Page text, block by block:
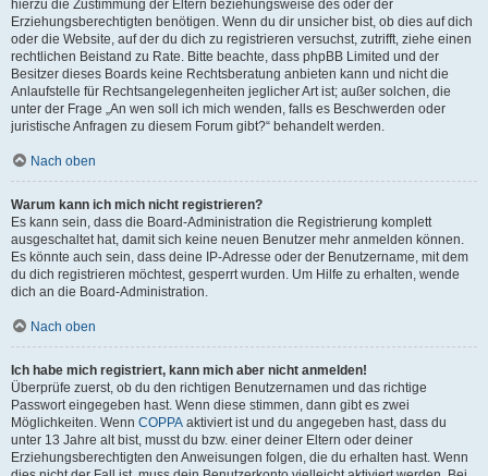
hierzu die Zustimmung der Eltern beziehungsweise des oder der
Erziehungsberechtigten benötigen. Wenn du dir unsicher bist, ob dies auf dich
oder die Website, auf der du dich zu registrieren versuchst, zutrifft, ziehe einen
rechtlichen Beistand zu Rate. Bitte beachte, dass phpBB Limited und der
Besitzer dieses Boards keine Rechtsberatung anbieten kann und nicht die
Anlaufstelle für Rechtsangelegenheiten jeglicher Art ist; außer solchen, die
unter der Frage „An wen soll ich mich wenden, falls es Beschwerden oder
juristische Anfragen zu diesem Forum gibt?“ behandelt werden.
Nach oben
Warum kann ich mich nicht registrieren?
Es kann sein, dass die Board-Administration die Registrierung komplett
ausgeschaltet hat, damit sich keine neuen Benutzer mehr anmelden können.
Es könnte auch sein, dass deine IP-Adresse oder der Benutzername, mit dem
du dich registrieren möchtest, gesperrt wurden. Um Hilfe zu erhalten, wende
dich an die Board-Administration.
Nach oben
Ich habe mich registriert, kann mich aber nicht anmelden!
Überprüfe zuerst, ob du den richtigen Benutzernamen und das richtige
Passwort eingegeben hast. Wenn diese stimmen, dann gibt es zwei
Möglichkeiten. Wenn COPPA aktiviert ist und du angegeben hast, dass du
unter 13 Jahre alt bist, musst du bzw. einer deiner Eltern oder deiner
Erziehungsberechtigten den Anweisungen folgen, die du erhalten hast. Wenn